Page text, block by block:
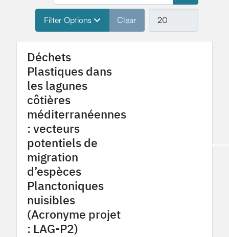
Filter Options Clear
Déchets
Plastiques dans
les lagunes
côtières
méditerranéennes
: vecteurs
potentiels de
migration
d’espèces
Planctoniques
nuisibles
(Acronyme projet
: LAG-P2)
French Mediterranean